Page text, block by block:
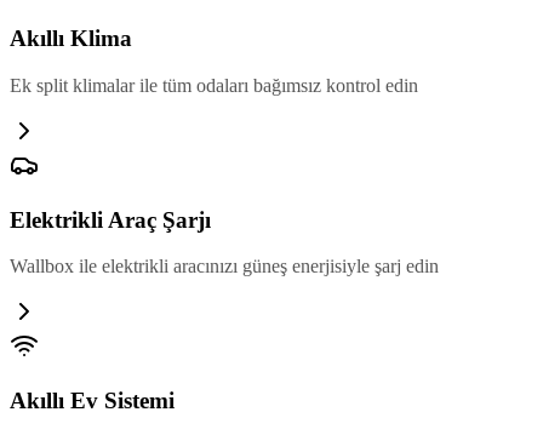
Akıllı Klima
Ek split klimalar ile tüm odaları bağımsız kontrol edin
Elektrikli Araç Şarjı
Wallbox ile elektrikli aracınızı güneş enerjisiyle şarj edin
Akıllı Ev Sistemi